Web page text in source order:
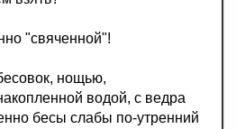
"свяченной"!
нощью,
водой, с ведра
бесы слабы по-утренний